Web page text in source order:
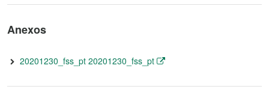
Anexos
20201230_fss_pt 20201230_fss_pt